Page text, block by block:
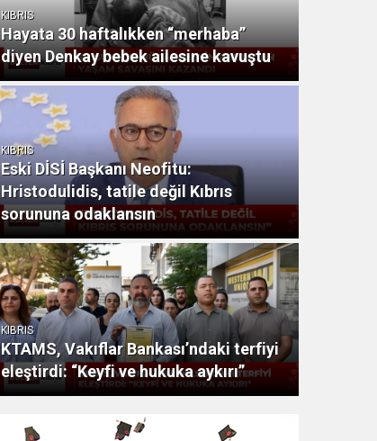
KIBRIS
Hayata 30 haftalıkken “merhaba”
diyen Denkay bebek ailesine kavuştu
KIBRIS
Eski DİSİ Başkanı Neofitu:
Hristodulidis, tatile değil Kıbrıs
sorununa odaklansın
KIBRIS
KTAMS, Vakıflar Bankası’ndaki terfiyi
eleştirdi: “Keyfi ve hukuka aykırı”